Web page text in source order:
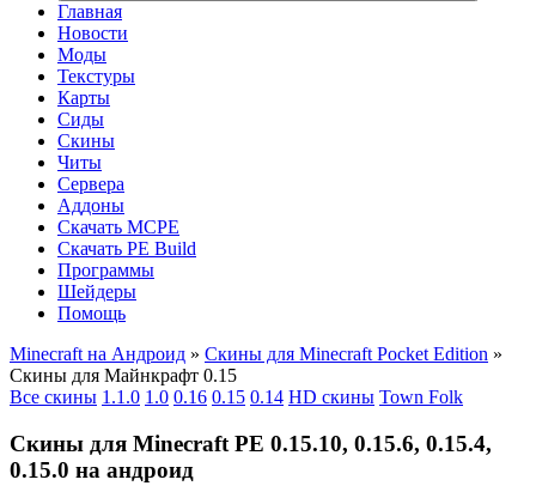
Главная
Новости
Моды
Текстуры
Карты
Сиды
Cкины
Читы
Сервера
Аддоны
Скачать MCPE
Скачать PE Build
Программы
Шейдеры
Помощь
Minecraft на Андроид » Скины для Minecraft Pocket Edition »
Скины для Майнкрафт 0.15
Все скины 1.1.0 1.0 0.16 0.15 0.14 HD скины Town Folk
Скины для Minecraft PE 0.15.10, 0.15.6, 0.15.4,
0.15.0 на андроид